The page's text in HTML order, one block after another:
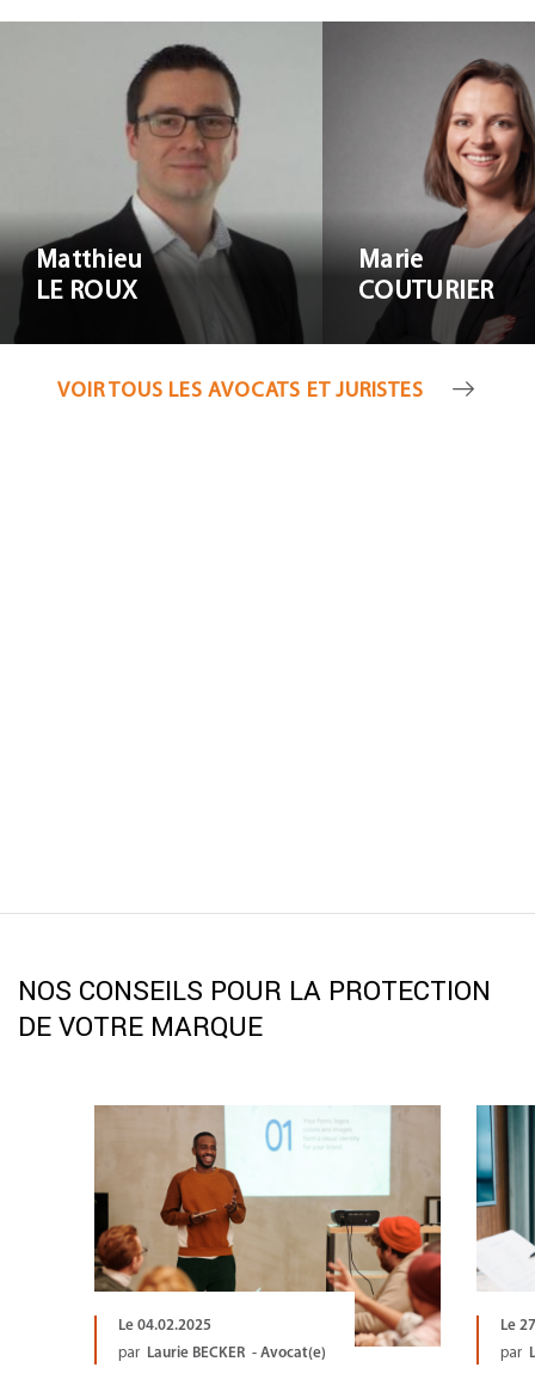
Matthieu
LE ROUX
Matthieu LE
ROUX
Marie
COUTURIER
Marie
VOIR TOUS LES AVOCATS ET JURISTES
NOS CONSEILS POUR LA PROTECTION
DE VOTRE MARQUE
Le 04.02.2025
par
Laurie BECKER - Avocat(e)
Le
par